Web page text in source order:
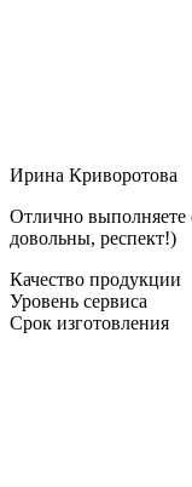
Ирина Криворотова
Отлично выполняете
довольны, респект!)
Качество продукции
Уровень сервиса
Срок изготовления